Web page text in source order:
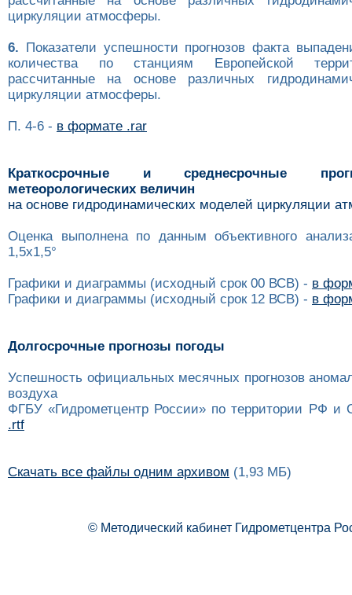
циркуляции атмосферы.
6. Показатели успешности прогнозов факта
количества по станциям Европейской
рассчитанные на основе различных
циркуляции атмосферы.
П. 4-6 - в формате .rar
Краткосрочные и среднесрочные
метеорологических величин
на основе гидродинамических моделей циркуляции
Оценка выполнена по данным объективного
1,5x1,5°
Графики и диаграммы (исходный срок 00 ВСВ) - в
Графики и диаграммы (исходный срок 12 ВСВ) - в
Долгосрочные прогнозы погоды
Успешность официальных месячных прогнозов
воздуха
ФГБУ «Гидрометцентр России» по территории РФ
.rtf
Скачать все файлы одним архивом (1,93 МБ)
© Методический кабинет Гидрометцентра